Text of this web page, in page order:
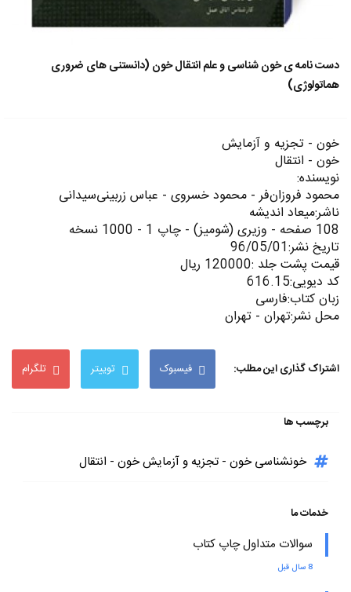
دست نامه ی خون شناسی و علم انتقال خون (دانستنی های ضروری
هماتولوژی)
خون - تجزیه و آزمایش
خون - انتقال
نویسنده:
محمود فروزان‌فر - محمود خسروی - عباس زربینی‌سیدانی
ناشر:میعاد اندیشه
108 صفحه - وزیری (شومیز) - چاپ 1 - 1000 نسخه
تاریخ نشر:96/05/01
قیمت پشت جلد :120000 ریال
کد دیویی:616.15
زبان کتاب:فارسی
محل نشر:تهران - تهران
اشتراک گذاری این مطلب: فیسبوک توییتر تلگرام
برچسب ها
خونشناسی خون - تجزیه و آزمایش خون - انتقال
خدمات ما
سوالات متداول چاپ کتاب
8 سال قبل